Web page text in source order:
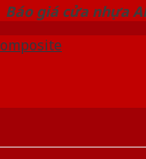
Báo giá cửa nhựa